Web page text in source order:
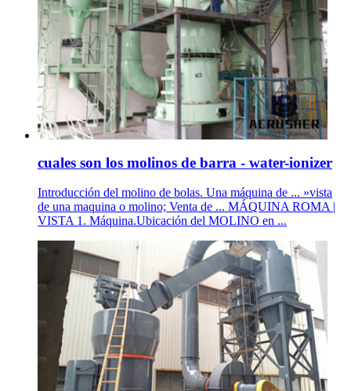
cuales son los molinos de barra - water-ionizer
Introducción del molino de bolas. Una máquina de ... »vista
de una maquina o molino; Venta de ... MÁQUINA ROMA |
VISTA 1. Máquina.Ubicación del MOLINO en ...